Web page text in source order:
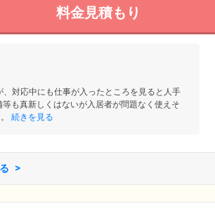
料金見積もり
対応中にも仕事が入ったところを見ると人手
も真新しくはないが入居者が問題なく使えそ
続きを見る